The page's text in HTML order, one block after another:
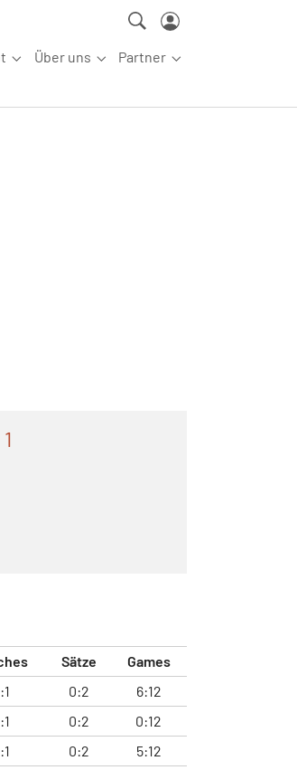
"Aus-/Fortbildung"
Submenu for "Angebot"
Über uns
Submenu for "Über uns"
Partner
Submenu for
Sätze Games
0:2 6:12
0:2 0:12
0:2 5:12